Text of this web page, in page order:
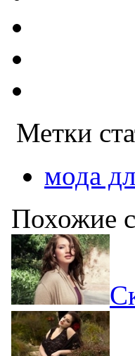
Метки
мода
Похожие